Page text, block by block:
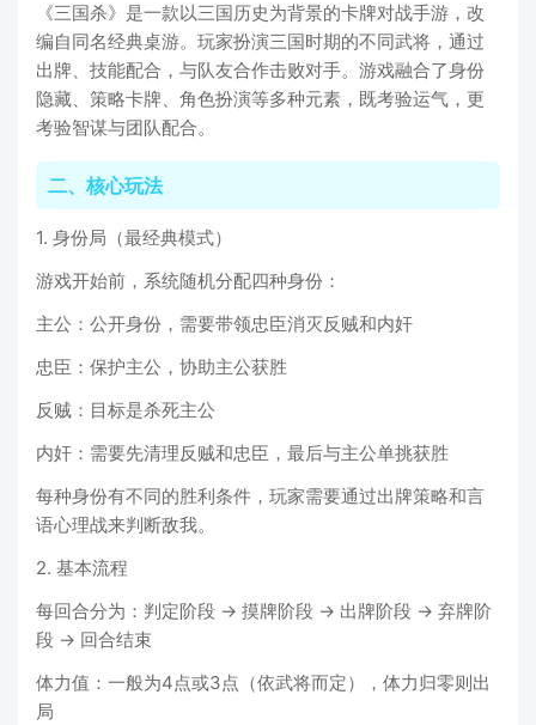
《三国杀》是一款以三国历史为背景的卡牌对战手游，改
编自同名经典桌游。玩家扮演三国时期的不同武将，通过
出牌、技能配合，与队友合作击败对手。游戏融合了身份
隐藏、策略卡牌、角色扮演等多种元素，既考验运气，更
考验智谋与团队配合。
二、核心玩法
1. 身份局（最经典模式）
游戏开始前，系统随机分配四种身份：
主公：公开身份，需要带领忠臣消灭反贼和内奸
忠臣：保护主公，协助主公获胜
反贼：目标是杀死主公
内奸：需要先清理反贼和忠臣，最后与主公单挑获胜
每种身份有不同的胜利条件，玩家需要通过出牌策略和言
语心理战来判断敌我。
2. 基本流程
每回合分为：判定阶段 → 摸牌阶段 → 出牌阶段 → 弃牌阶
段 → 回合结束
体力值：一般为4点或3点（依武将而定），体力归零则出
局